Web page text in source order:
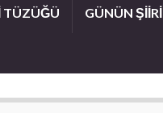
TÜZÜĞÜ GÜNÜN ŞİİRİ